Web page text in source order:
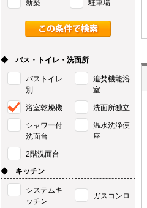
新築 駐車場
◆ バス・トイレ・洗面所
バストイレ
別
追焚機能浴
室
浴室乾燥機 洗面所独立
シャワー付
洗面台
温水洗浄便
座
2階洗面台
◆ キッチン
システムキ
ッチン
ガスコンロ